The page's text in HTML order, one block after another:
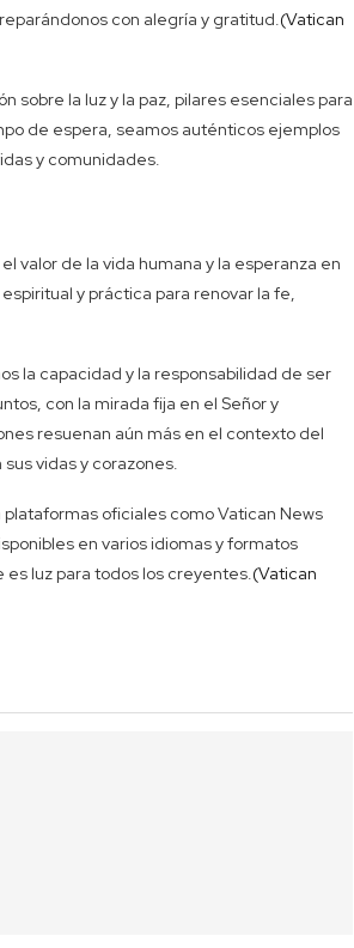
con alegría y gratitud.(Vatican
sobre la luz y la paz, pilares esenciales para
de espera, seamos auténticos ejemplos
y comunidades.
valor de la vida humana y la esperanza en
y práctica para renovar la fe,
la capacidad y la responsabilidad de ser
con la mirada fija en el Señor y
resuenan aún más en el contexto del
vidas y corazones.
oficiales como Vatican News
en varios idiomas y formatos
luz para todos los creyentes.(Vatican